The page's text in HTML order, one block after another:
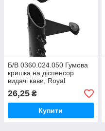
Б/В 0360.024.050 Гумова
кришка на діспенсор
видачі кави, Royal
26,25 ₴
Купити